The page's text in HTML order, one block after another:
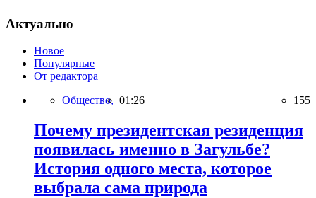
Актуально
Новое
Популярные
От редактора
Общество, 01:26 155
Почему президентская резиденция
появилась именно в Загульбе?
История одного места, которое
выбрала сама природа